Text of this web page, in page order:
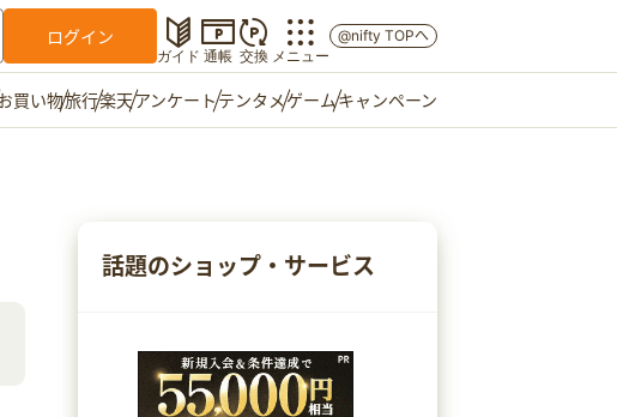
ログイン
ガイド 通帳 交換 メニュー
@nifty TOPへ
買い物旅行楽天アンケートテンタメゲームキャンペーン
話題のショップ・サービス